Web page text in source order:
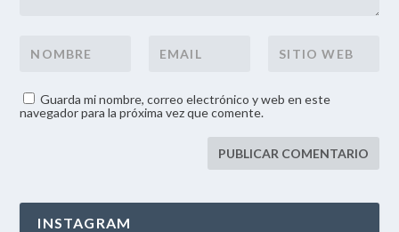
Guarda mi nombre, correo electrónico y web en este
navegador para la próxima vez que comente.
INSTAGRAM